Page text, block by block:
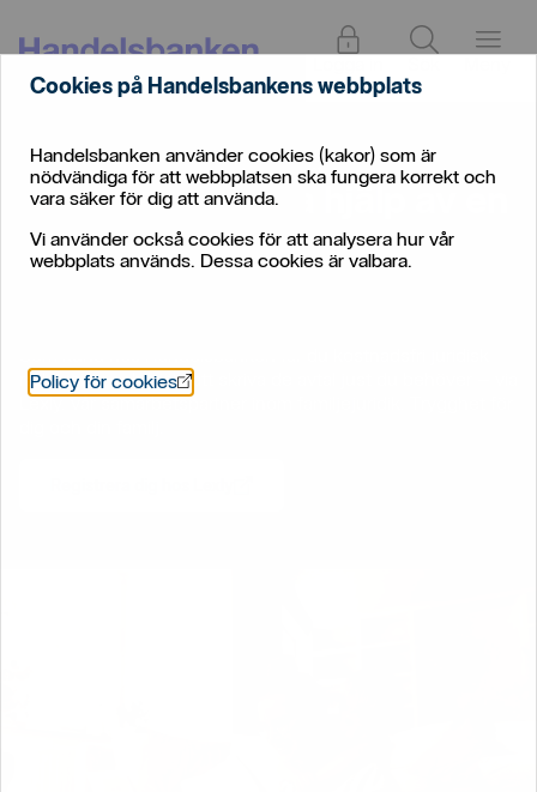
Cookies på Handelsbankens webbplats
Handelsbanken använder cookies (kakor) som är
nödvändiga för att webbplatsen ska fungera korrekt och
vara säker för dig att använda.
Vi använder också cookies för att analysera hur vår
webbplats används. Dessa cookies är valbara.
Policy för cookies Öppnas i nytt fönster
Privat / Bolån/Familjejuridik - ta hjälp av en jurist
Familjejuridik - ta hjälp av en
jurist
rådgivning och hjälp att skriva de avtal just du behöver – via
Lexly, vår samarbetspartner inom familjejuridik. Trygghet för